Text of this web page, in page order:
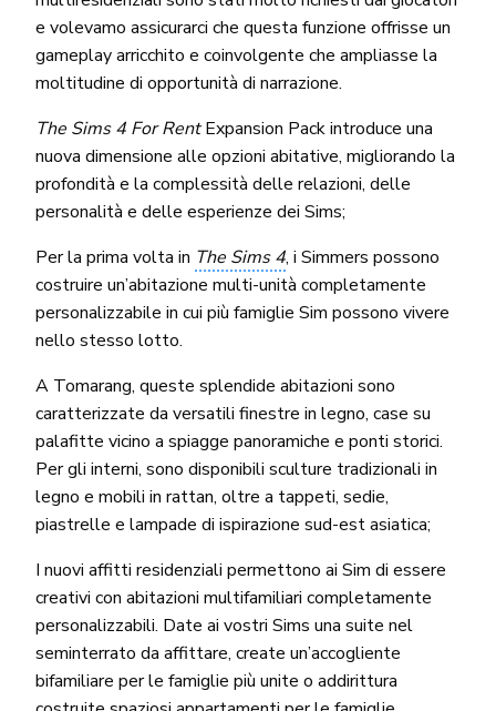
e volevamo assicurarci che questa funzione offrisse un
gameplay arricchito e coinvolgente che ampliasse la
moltitudine di opportunità di narrazione.
The Sims 4 For RentExpansion Pack introduce una
nuova dimensione alle opzioni abitative, migliorando la
profondità e la complessità delle relazioni, delle
personalità e delle esperienze dei Sims;
Per la prima volta in The Sims 4, i Simmers possono
costruire un’abitazione multi-unità completamente
personalizzabile in cui più famiglie Sim possono vivere
nello stesso lotto.
A Tomarang, queste splendide abitazioni sono
caratterizzate da versatili finestre in legno, case su
palafitte vicino a spiagge panoramiche e ponti storici.
Per gli interni, sono disponibili sculture tradizionali in
legno e mobili in rattan, oltre a tappeti, sedie,
piastrelle e lampade di ispirazione sud-est asiatica;
I nuovi affitti residenziali permettono ai Sim di essere
creativi con abitazioni multifamiliari completamente
personalizzabili. Date ai vostri Sims una suite nel
seminterrato da affittare, create un’accogliente
bifamiliare per le famiglie più unite o addirittura